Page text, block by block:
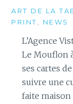
ART DE LA
PRINT, NEWS
L’Agence
Le Mouflon
ses cartes
suivre une
faite maison